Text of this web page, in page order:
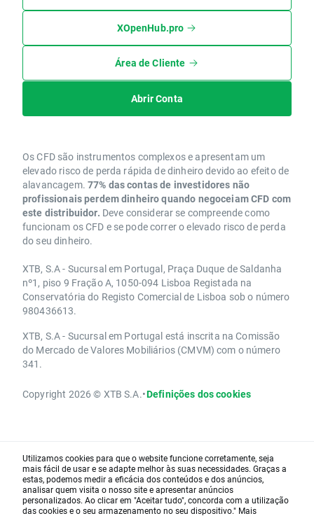
XOpenHub.pro
Área de Cliente
Abrir Conta
Os CFD são instrumentos complexos e apresentam um
elevado risco de perda rápida de dinheiro devido ao efeito de
alavancagem. 77% das contas de investidores não
profissionais perdem dinheiro quando negoceiam CFD com
este distribuidor. Deve considerar se compreende como
funcionam os CFD e se pode correr o elevado risco de perda
do seu dinheiro.
XTB, S.A - Sucursal em Portugal, Praça Duque de Saldanha
nº1, piso 9 Fração A, 1050-094 Lisboa Registada na
Conservatória do Registo Comercial de Lisboa sob o número
980436613.
XTB, S.A - Sucursal em Portugal está inscrita na Comissão
do Mercado de Valores Mobiliários (CMVM) com o número
341.
Copyright 2026 © XTB S.A.•Definições dos cookies
Utilizamos cookies para que o website funcione corretamente, seja
mais fácil de usar e se adapte melhor às suas necessidades. Graças a
estas, podemos medir a eficácia dos conteúdos e dos anúncios,
analisar quem visita o nosso site e apresentar anúncios
personalizados. Ao clicar em "Aceitar tudo", concorda com a utilização
das cookies e o seu armazenamento no seu dispositivo." Mais